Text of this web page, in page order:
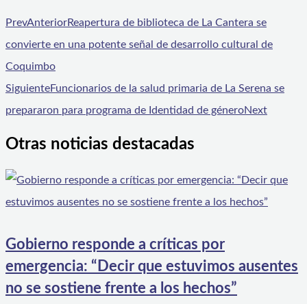
PrevAnteriorReapertura de biblioteca de La Cantera se
convierte en una potente señal de desarrollo cultural de
Coquimbo
SiguienteFuncionarios de la salud primaria de La Serena se
prepararon para programa de Identidad de géneroNext
Otras noticias destacadas
Gobierno responde a críticas por
emergencia: “Decir que estuvimos ausentes
no se sostiene frente a los hechos”